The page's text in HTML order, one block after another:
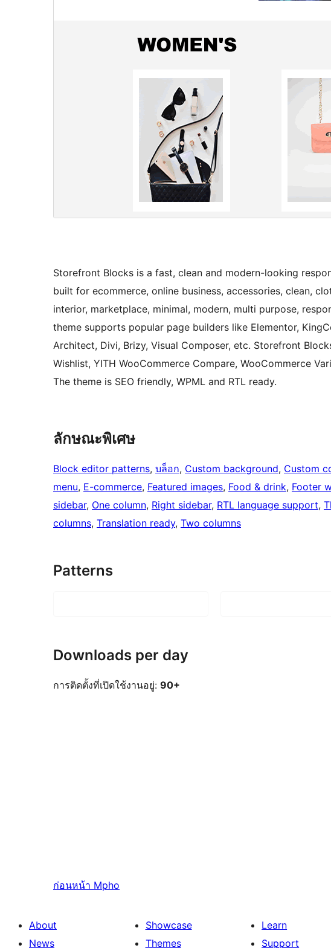
Storefront Blocks is a fast, clean and modern-looking
built for ecommerce, online business, accessories, clean,
interior, marketplace, minimal, modern, multi purpose,
theme supports popular page builders like Elementor,
Architect, Divi, Brizy, Visual Composer, etc. Storefront
Wishlist, YITH WooCommerce Compare, WooCommerce
The theme is SEO friendly, WPML and RTL ready.
ลักษณะพิเศษ
Block editor patterns, บล็อก, Custom background, Custom
menu, E-commerce, Featured images, Food & drink, Footer
sidebar, One column, Right sidebar, RTL language support,
columns, Translation ready, Two columns
Patterns
Downloads per day
การติดตั้งที่เปิดใช้งานอยู่: 90+
ก่อนหน้า Mpho
About
News
Showcase
Themes
Learn
Support